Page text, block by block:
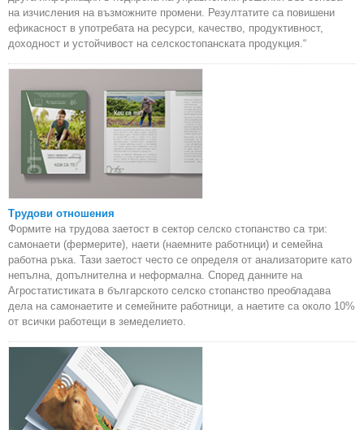
на изчисления на възможните промени. Резултатите са повишени
ефикасност в употребата на ресурси, качество, продуктивност,
доходност и устойчивост на селскостопанската продукция.“
Трудови отношения
Формите на трудова заетост в сектор селско стопанство са три:
самонаети (фермерите), наети (наемните работници) и семейна
работна ръка. Тази заетост често се определя от анализаторите като
непълна, допълнителна и неформална. Според данните на
Агростатистиката в българското селско стопанство преобладава
дела на самонаетите и семейните работници, а наетите са около 10%
от всички работещи в земеделието.